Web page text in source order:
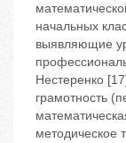
начальных
выявляющие
Нестеренко
грамотность
методическое